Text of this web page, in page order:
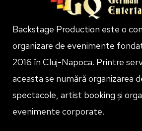
Backstage Production este o
organizare de evenimente
2016 în Cluj-Napoca. Printre
aceasta se numără organizarea
spectacole, artist booking și
evenimente corporate.